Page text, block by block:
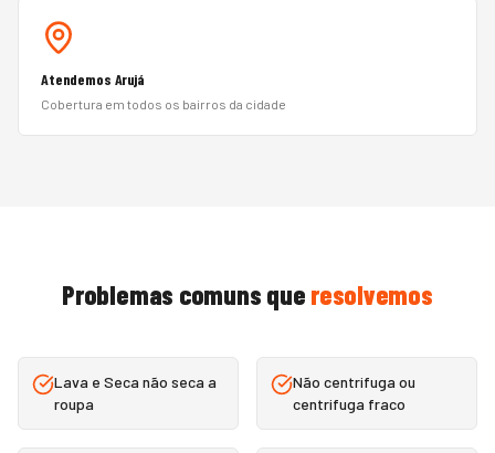
Atendemos Arujá
Cobertura em todos os bairros da cidade
Problemas comuns que resolvemos
Lava e Seca não seca a
roupa
Não centrifuga ou
centrifuga fraco